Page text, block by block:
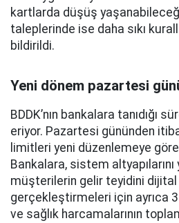
kartlarda düşüş
taleplerinde ise daha sıkı
bildirildi.
Yeni dönem pazartesi
BDDK’nın bankalara tanıdığı
eriyor. Pazartesi gününden
limitleri yeni düzenlemeye
Bankalara, sistem
müşterilerin gelir teyidini dijital
gerçekleştirmeleri için ayrıca
ve sağlık harcamalarının